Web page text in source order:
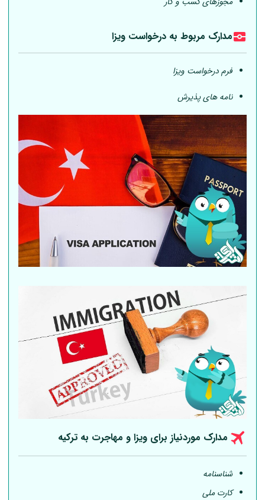
مدارک مربوط به درخواست ویزا
فرم درخواست ویزا
نامه های پذیرش
مدارک موردنیاز برای ویزا و مهاجرت به ترکیه
شناسنامه
کارت ملی